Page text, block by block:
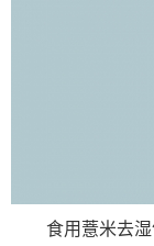
食用薏米去